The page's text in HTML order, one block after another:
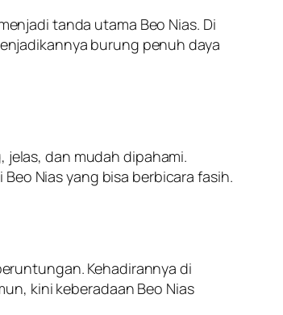
tanda utama Beo Nias. Di
burung penuh daya
jelas, dan mudah dipahami.
Nias yang bisa berbicara fasih.
Kehadirannya di
kini keberadaan Beo Nias